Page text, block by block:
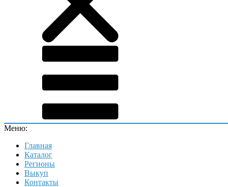
Меню:
Главная
Каталог
Регионы
Выкуп
Контакты